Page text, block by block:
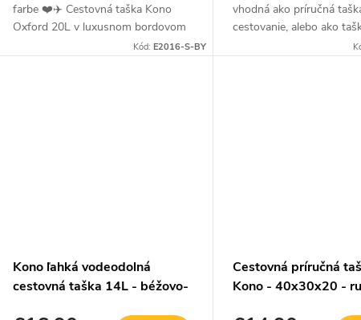
farbe ❤️✈️ Cestovná taška Kono
Oxford 20L v luxusnom bordovom
prevedení spája štýl, praktickosť a
Kód:E2016-S-BY
vhodná ako príručná
cestovanie, alebo ako
športové aktivity.
Kono ľahká vodeodolná
cestovná taška 14L - béžovo-
Cestovná príručná
Kono - 40x30x20 -